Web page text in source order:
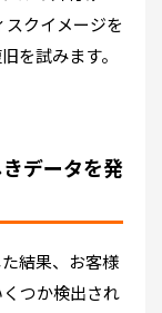
クイメージを
を試みます。
データを発
結果、お客様
つか検出され